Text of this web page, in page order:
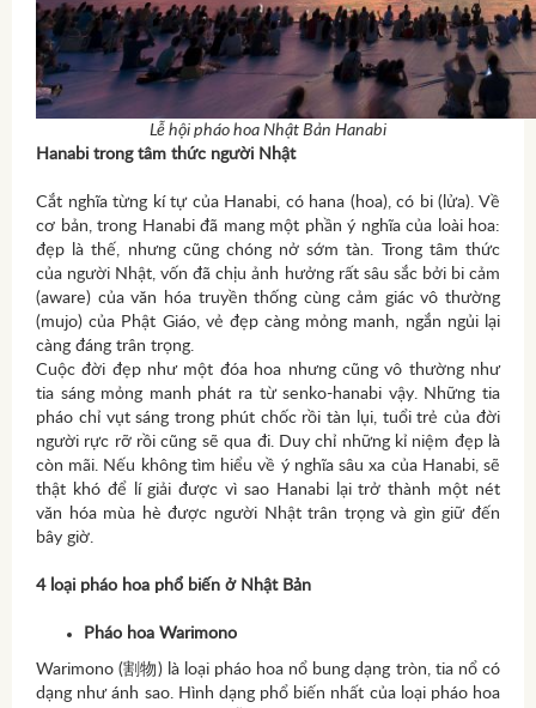
Lễ hội pháo hoa Nhật Bản Hanabi
Hanabi trong tâm thức người Nhật
Cắt nghĩa từng kí tự của Hanabi, có hana (hoa), có bi (lửa). Về
cơ bản, trong Hanabi đã mang một phần ý nghĩa của loài hoa:
đẹp là thế, nhưng cũng chóng nở sớm tàn. Trong tâm thức
của người Nhật, vốn đã chịu ảnh hưởng rất sâu sắc bởi bi cảm
(aware) của văn hóa truyền thống cùng cảm giác vô thường
(mujo) của Phật Giáo, vẻ đẹp càng mỏng manh, ngắn ngủi lại
càng đáng trân trọng.
Cuộc đời đẹp như một đóa hoa nhưng cũng vô thường như
tia sáng mỏng manh phát ra từ senko-hanabi vậy. Những tia
pháo chỉ vụt sáng trong phút chốc rồi tàn lụi, tuổi trẻ của đời
người rực rỡ rồi cũng sẽ qua đi. Duy chỉ những kỉ niệm đẹp là
còn mãi. Nếu không tìm hiểu về ý nghĩa sâu xa của Hanabi, sẽ
thật khó để lí giải được vì sao Hanabi lại trở thành một nét
văn hóa mùa hè được người Nhật trân trọng và gìn giữ đến
bây giờ.
4 loại pháo hoa phổ biến ở Nhật Bản
Pháo hoa Warimono
Warimono (割物) là loại pháo hoa nổ bung dạng tròn, tia nổ có
dạng như ánh sao. Hình dạng phổ biến nhất của loại pháo hoa